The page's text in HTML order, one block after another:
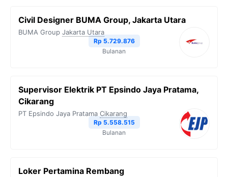
Civil Designer BUMA Group, Jakarta Utara
BUMA Group Jakarta Utara
Rp 5.729.876
Bulanan
Supervisor Elektrik PT Epsindo Jaya Pratama,
Cikarang
PT Epsindo Jaya Pratama Cikarang
Rp 5.558.515
Bulanan
Loker Pertamina Rembang